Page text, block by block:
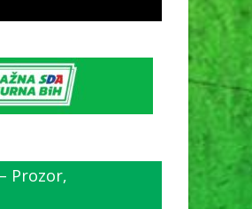
Prozor,